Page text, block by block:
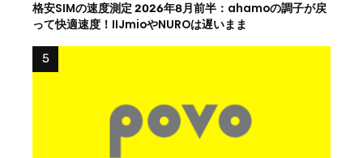
格安SIMの速度測定 2026年8月前半：ahamoの調子が戻
って快適速度！IIJmioやNUROは遅いまま